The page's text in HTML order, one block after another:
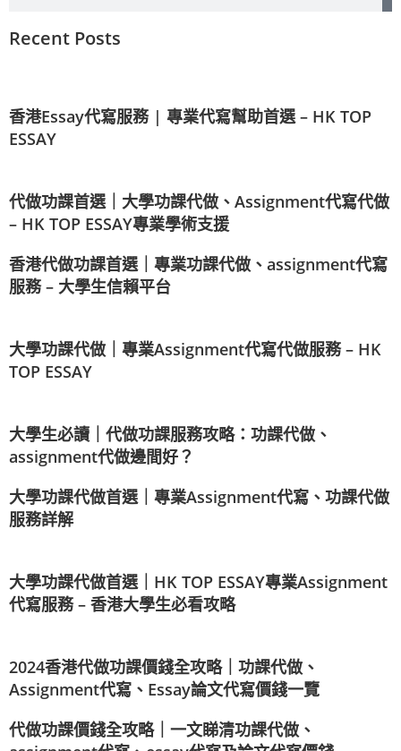
Recent Posts
香港Essay代寫服務 | 專業代寫幫助首選 – HK TOP
ESSAY
代做功課首選｜大學功課代做、Assignment代寫代做
– HK TOP ESSAY專業學術支援
香港代做功課首選｜專業功課代做、assignment代寫
服務 – 大學生信賴平台
大學功課代做｜專業Assignment代寫代做服務 – HK
TOP ESSAY
大學生必讀｜代做功課服務攻略：功課代做、
assignment代做邊間好？
大學功課代做首選｜專業Assignment代寫、功課代做
服務詳解
大學功課代做首選｜HK TOP ESSAY專業Assignment
代寫服務 – 香港大學生必看攻略
2024香港代做功課價錢全攻略｜功課代做、
Assignment代寫、Essay論文代寫價錢一覽
代做功課價錢全攻略｜一文睇清功課代做、